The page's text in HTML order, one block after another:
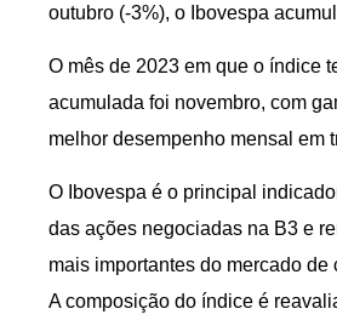
outubro (-3%), o Ibovespa
O mês de 2023 em que o índice
acumulada foi novembro, com
melhor desempenho mensal em
O Ibovespa é o principal
das ações negociadas na B3 e
mais importantes do mercado de
A composição do índice é